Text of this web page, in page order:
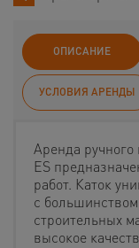
ОПИСАНИЕ
УСЛОВИЯ АРЕНДЫ
Аренда
ES
работ. Каток
с
строительных
высокое